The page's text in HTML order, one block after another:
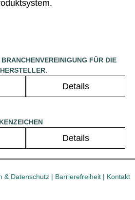
FÜR DIE
Details
Details
& Datenschutz | Barrierefreiheit | Kontakt